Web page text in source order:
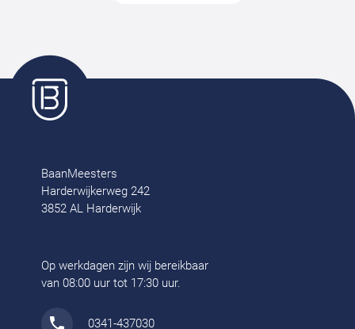
BaanMeesters
Harderwijkerweg 242
3852 AL Harderwijk
Op werkdagen zijn wij bereikbaar
van 08:00 uur tot 17:30 uur.
0341-437030